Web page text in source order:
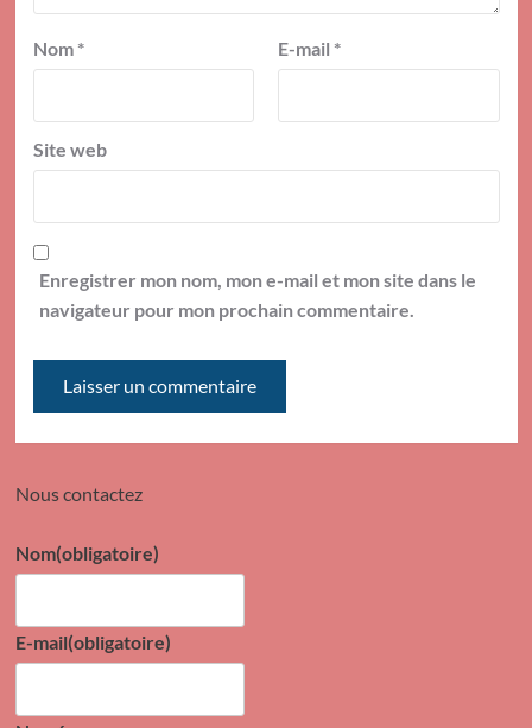
Nom * E-mail *
Site web
Enregistrer mon nom, mon e-mail et mon site dans le
navigateur pour mon prochain commentaire.
Nous contactez
Nom(obligatoire)
E-mail(obligatoire)